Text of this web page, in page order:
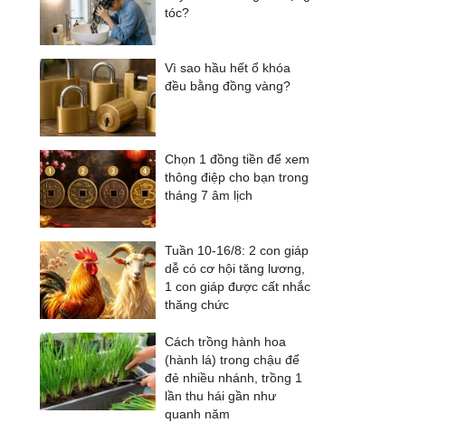
tóc?
Vì sao hầu hết ổ khóa
đều bằng đồng vàng?
Chọn 1 đồng tiền để xem
thông điệp cho bạn trong
tháng 7 âm lịch
Tuần 10-16/8: 2 con giáp
dễ có cơ hội tăng lương,
1 con giáp được cất nhắc
thăng chức
Cách trồng hành hoa
(hành lá) trong chậu để
đẻ nhiều nhánh, trồng 1
lần thu hái gần như
quanh năm